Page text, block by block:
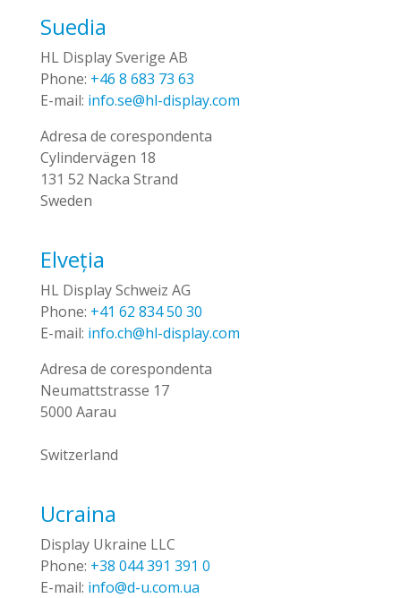
Suedia
HL Display Sverige AB
Phone: +46 8 683 73 63
E-mail: info.se@hl-display.com
Adresa de corespondenta
Cylindervägen 18
131 52 Nacka Strand
Sweden
Elveția
HL Display Schweiz AG
Phone: +41 62 834 50 30
E-mail: info.ch@hl-display.com
Adresa de corespondenta
Neumattstrasse 17
5000 Aarau
Switzerland
Ucraina
Display Ukraine LLC
Phone: +38 044 391 391 0
E-mail: info@d-u.com.ua